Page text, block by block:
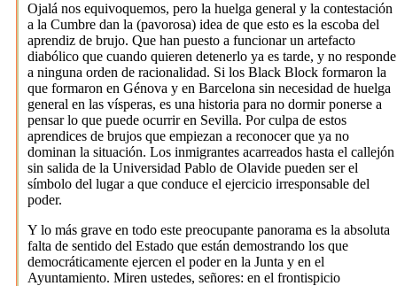
Ojalá nos equivoquemos, pero la huelga general y la contestación
a la Cumbre dan la (pavorosa) idea de que esto es la escoba del
aprendiz de brujo. Que han puesto a funcionar un artefacto
diabólico que cuando quieren detenerlo ya es tarde, y no responde
a ninguna orden de racionalidad. Si los Black Block formaron la
que formaron en Génova y en Barcelona sin necesidad de huelga
general en las vísperas, es una historia para no dormir ponerse a
pensar lo que puede ocurrir en Sevilla. Por culpa de estos
aprendices de brujos que empiezan a reconocer que ya no
dominan la situación. Los inmigrantes acarreados hasta el callejón
sin salida de la Universidad Pablo de Olavide pueden ser el
símbolo del lugar a que conduce el ejercicio irresponsable del
poder.
Y lo más grave en todo este preocupante panorama es la absoluta
falta de sentido del Estado que están demostrando los que
democráticamente ejercen el poder en la Junta y en el
Ayuntamiento. Miren ustedes, señores: en el frontispicio